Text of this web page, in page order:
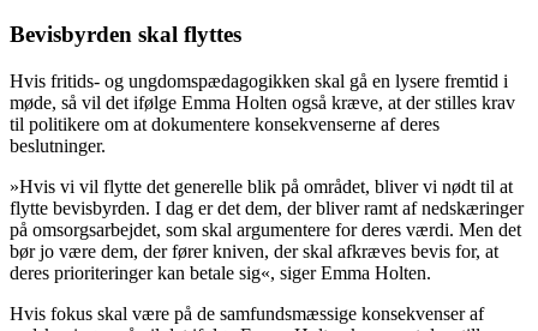
Bevisbyrden skal flyttes
Hvis fritids- og ungdomspædagogikken skal gå en lysere fremtid i
møde, så vil det ifølge Emma Holten også kræve, at der stilles krav
til politikere om at dokumentere konsekvenserne af deres
beslutninger.
»Hvis vi vil flytte det generelle blik på området, bliver vi nødt til at
flytte bevisbyrden. I dag er det dem, der bliver ramt af nedskæringer
på omsorgsarbejdet, som skal argumentere for deres værdi. Men det
bør jo være dem, der fører kniven, der skal afkræves bevis for, at
deres prioriteringer kan betale sig«, siger Emma Holten.
Hvis fokus skal være på de samfundsmæssige konsekvenser af